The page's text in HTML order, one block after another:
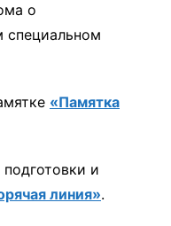
о
специальном
«Памятка
и
линия».